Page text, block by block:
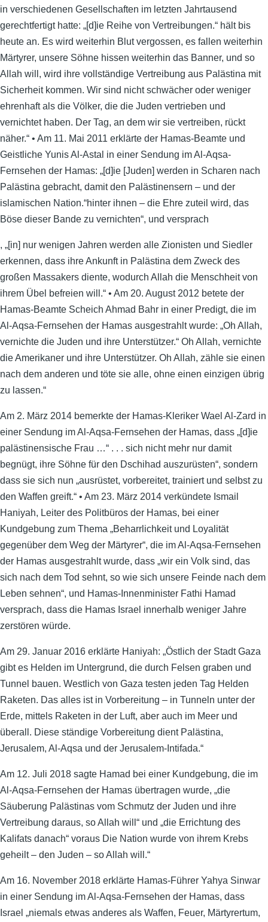
in verschiedenen Gesellschaften im letzten Jahrtausend
gerechtfertigt hatte: „[d]ie Reihe von Vertreibungen.“ hält bis
heute an. Es wird weiterhin Blut vergossen, es fallen weiterhin
Märtyrer, unsere Söhne hissen weiterhin das Banner, und so
Allah will, wird ihre vollständige Vertreibung aus Palästina mit
Sicherheit kommen. Wir sind nicht schwächer oder weniger
ehrenhaft als die Völker, die die Juden vertrieben und
vernichtet haben. Der Tag, an dem wir sie vertreiben, rückt
näher.“ • Am 11. Mai 2011 erklärte der Hamas-Beamte und
Geistliche Yunis Al-Astal in einer Sendung im Al-Aqsa-
Fernsehen der Hamas: „[d]ie [Juden] werden in Scharen nach
Palästina gebracht, damit den Palästinensern – und der
islamischen Nation.“hinter ihnen – die Ehre zuteil wird, das
Böse dieser Bande zu vernichten“, und versprach
, „[in] nur wenigen Jahren werden alle Zionisten und Siedler
erkennen, dass ihre Ankunft in Palästina dem Zweck des
großen Massakers diente, wodurch Allah die Menschheit von
ihrem Übel befreien will.“ • Am 20. August 2012 betete der
Hamas-Beamte Scheich Ahmad Bahr in einer Predigt, die im
Al-Aqsa-Fernsehen der Hamas ausgestrahlt wurde: „Oh Allah,
vernichte die Juden und ihre Unterstützer.“ Oh Allah, vernichte
die Amerikaner und ihre Unterstützer. Oh Allah, zähle sie einen
nach dem anderen und töte sie alle, ohne einen einzigen übrig
zu lassen.“
Am 2. März 2014 bemerkte der Hamas-Kleriker Wael Al-Zard in
einer Sendung im Al-Aqsa-Fernsehen der Hamas, dass „[d]ie
palästinensische Frau …“ . . . sich nicht mehr nur damit
begnügt, ihre Söhne für den Dschihad auszurüsten“, sondern
dass sie sich nun „ausrüstet, vorbereitet, trainiert und selbst zu
den Waffen greift.“ • Am 23. März 2014 verkündete Ismail
Haniyah, Leiter des Politbüros der Hamas, bei einer
Kundgebung zum Thema „Beharrlichkeit und Loyalität
gegenüber dem Weg der Märtyrer“, die im Al-Aqsa-Fernsehen
der Hamas ausgestrahlt wurde, dass „wir ein Volk sind, das
sich nach dem Tod sehnt, so wie sich unsere Feinde nach dem
Leben sehnen“, und Hamas-Innenminister Fathi Hamad
versprach, dass die Hamas Israel innerhalb weniger Jahre
zerstören würde.
Am 29. Januar 2016 erklärte Haniyah: „Östlich der Stadt Gaza
gibt es Helden im Untergrund, die durch Felsen graben und
Tunnel bauen. Westlich von Gaza testen jeden Tag Helden
Raketen. Das alles ist in Vorbereitung – in Tunneln unter der
Erde, mittels Raketen in der Luft, aber auch im Meer und
überall. Diese ständige Vorbereitung dient Palästina,
Jerusalem, Al-Aqsa und der Jerusalem-Intifada.“
Am 12. Juli 2018 sagte Hamad bei einer Kundgebung, die im
Al-Aqsa-Fernsehen der Hamas übertragen wurde, „die
Säuberung Palästinas vom Schmutz der Juden und ihre
Vertreibung daraus, so Allah will“ und „die Errichtung des
Kalifats danach“ voraus Die Nation wurde von ihrem Krebs
geheilt – den Juden – so Allah will.“
Am 16. November 2018 erklärte Hamas-Führer Yahya Sinwar
in einer Sendung im Al-Aqsa-Fernsehen der Hamas, dass
Israel „niemals etwas anderes als Waffen, Feuer, Märtyrertum,